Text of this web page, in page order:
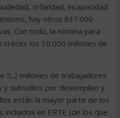
orfandad, incapacidad
hay otros 637.000
Con todo, la nómina para
creces los 10.000 millones de
5,2 millones de trabajadores
y subsidios por desempleo y
están la mayor parte de los
en ERTE (de los que